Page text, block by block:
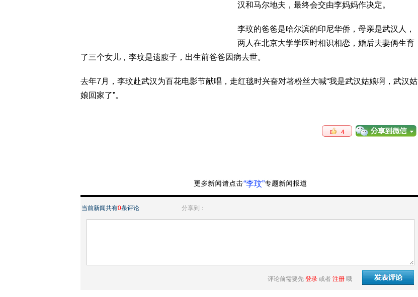
汉和马尔地夫，最终会交由李妈妈作决定。
李玟的爸爸是哈尔滨的印尼华侨，母亲是武汉人，
两人在北京大学学医时相识相恋，婚后夫妻俩生育
了三个女儿，李玟是遗腹子，出生前爸爸因病去世。
去年7月，李玟赴武汉为百花电影节献唱，走红毯时兴奋对著粉丝大喊“我是武汉姑娘啊，武汉姑
娘回家了”。
4
“李玟”
当前新闻共有0条评论 分享到：
评论前需要先 登录 或者 注册 哦